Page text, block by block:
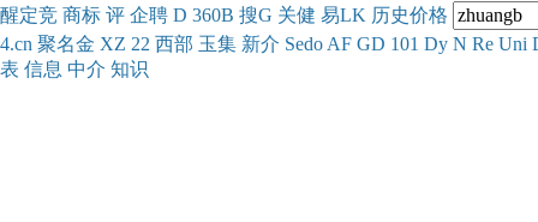
醒定竞 商标 评 企聘 D 360B 搜G 关健 易LK 历史价格
4.cn 聚名金 XZ 22 西部 玉集 新介 Sedo AF GD 101 Dy N Re Uni
表 信息 中介 知识